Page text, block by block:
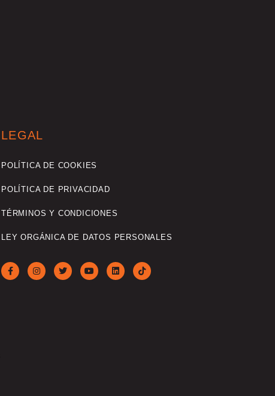
LEGAL
POLÍTICA DE COOKIES
POLÍTICA DE PRIVACIDAD
TÉRMINOS Y CONDICIONES
LEY ORGÁNICA DE DATOS PERSONALES